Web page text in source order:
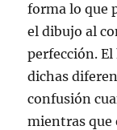
forma lo que
el dibujo al
perfección.
dichas
confusión
mientras que